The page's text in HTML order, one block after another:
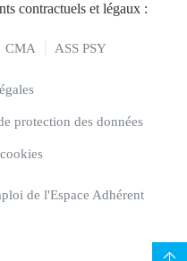
contractuels et légaux :
CMA ASS PSY
protection des données
de l'Espace Adhérent